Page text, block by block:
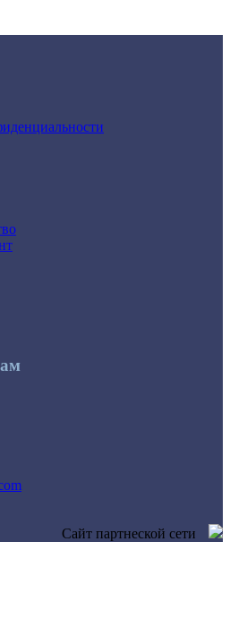
Сайт партнеской сети